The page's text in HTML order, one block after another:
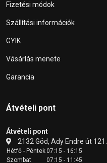
Fizetési módok
Szállítási információk
GYIK
Vásárlás menete
Garancia
Átvételi pont
Átvételi pont
2132 Göd, Ady Endre út 121.
Hétfő - Péntek07:15 - 16:15
Szombat
07:15 - 11:45